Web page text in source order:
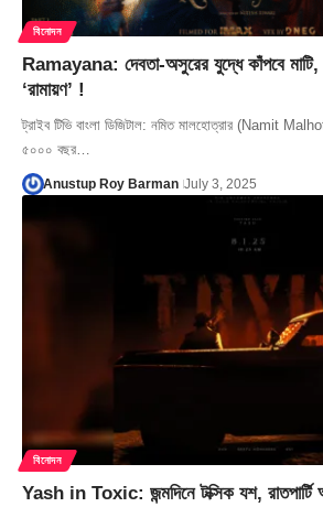
বিনোদন
Ramayana: দেবতা-অসুরের যুদ্ধে কাঁপবে
‘রামায়ণ’ !
ট্রাইব টিভি বাংলা ডিজিটাল: নমিত মালহোত্রার (Namit
৫০০০ বছর…
Anustup Roy Barman July 3, 2025
বিনোদন
Yash in Toxic: জন্মদিনে টক্সিক যশ, রাতপার্টি